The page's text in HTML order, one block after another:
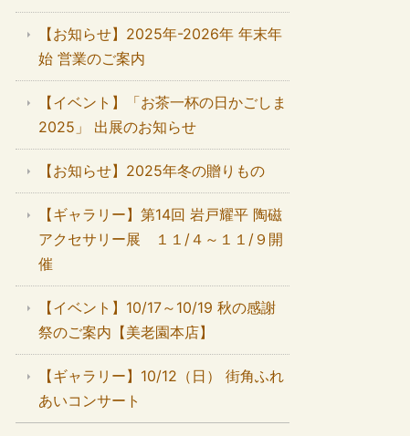
【お知らせ】2025年-2026年 年末年
始 営業のご案内
【イベント】「お茶一杯の日かごしま
2025」 出展のお知らせ
【お知らせ】2025年冬の贈りもの
【ギャラリー】第14回 岩戸耀平 陶磁
アクセサリー展 １１/４～１１/９開
催
【イベント】10/17～10/19 秋の感謝
祭のご案内【美老園本店】
【ギャラリー】10/12（日） 街角ふれ
あいコンサート